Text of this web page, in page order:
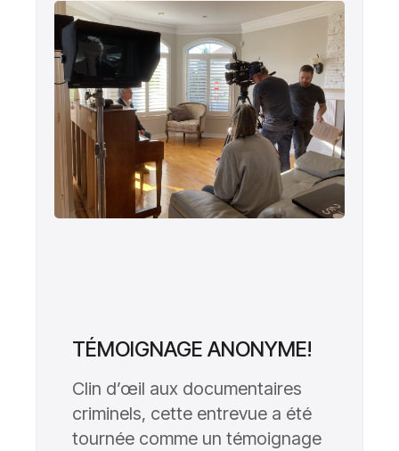
TÉMOIGNAGE ANONYME!
Clin d’œil aux documentaires
criminels, cette entrevue a été
tournée comme un témoignage